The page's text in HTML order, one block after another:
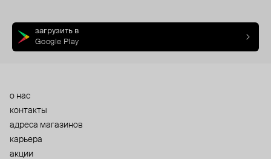
загрузить в
Google Play
о нас
контакты
адреса магазинов
карьера
акции